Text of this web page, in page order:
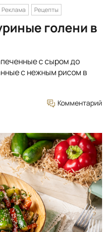
Реклама Рецепты
голени в
с сыром до
с нежным рисом в
Комментарий